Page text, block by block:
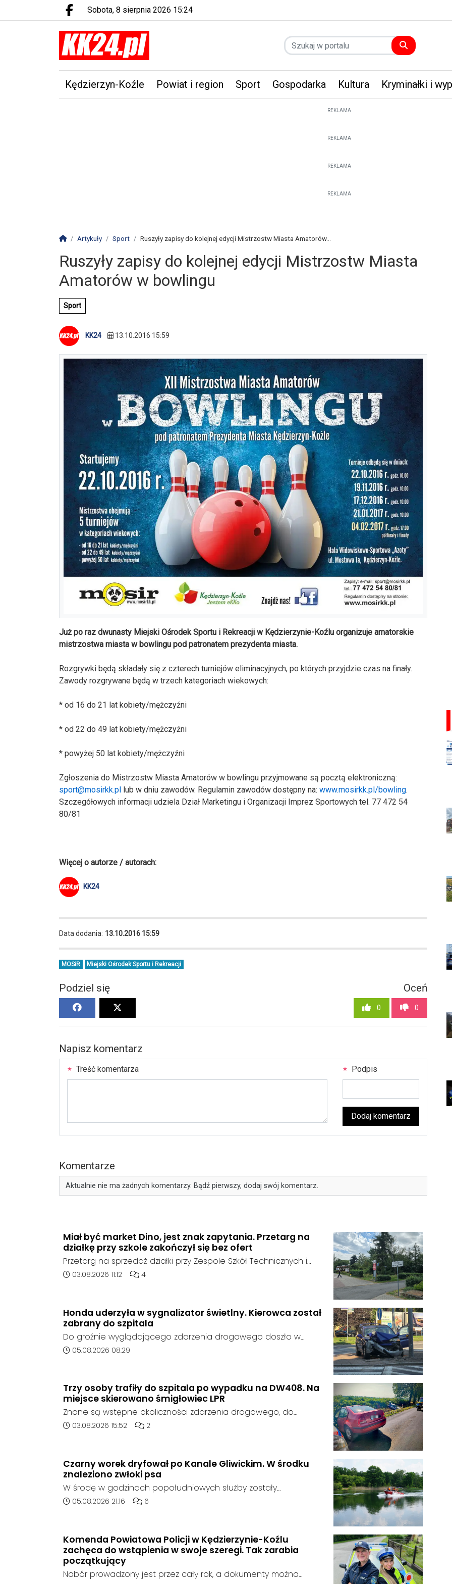
Facebook.com
sobota, 8 sierpnia 2026 15:24
Kędzierzyn-Koźle Powiat i region Sport Gospodarka Kultura Kryminałki i
REKLAMA
REKLAMA
REKLAMA
REKLAMA
Strona główna
Artykuły Sport Ruszyły zapisy do kolejnej edycji Mistrzostw Miasta Amatorów...
Ruszyły zapisy do kolejnej edycji Mistrzostw Miasta
Amatorów w bowlingu
Sport
KK24 13.10.2016 15:59
Już po raz dwunasty Miejski Ośrodek Sportu i Rekreacji w Kędzierzynie-Koźlu organizuje amatorskie
mistrzostwa miasta w bowlingu pod patronatem prezydenta miasta.
Rozgrywki będą składały się z czterech turniejów eliminacyjnych, po których przyjdzie czas na finały.
Zawody rozgrywane będą w trzech kategoriach wiekowych:
* od 16 do 21 lat kobiety/mężczyźni
* od 22 do 49 lat kobiety/mężczyźni
* powyżej 50 lat kobiety/mężczyźni
Zgłoszenia do Mistrzostw Miasta Amatorów w bowlingu przyjmowane są pocztą elektroniczną:
sport@mosirkk.pl lub w dniu zawodów. Regulamin zawodów dostępny na: www.mosirkk.pl/bowling.
Szczegółowych informacji udziela Dział Marketingu i Organizacji Imprez Sportowych tel. 77 472 54
80/81
Więcej o autorze / autorach:
KK24
Data dodania: 13.10.2016 15:59
MOSiR Miejski Ośrodek Sportu i Rekreacji
Podziel się Oceń
0 0
Napisz komentarz
Treść komentarza Podpis
Dodaj komentarz
Komentarze
Aktualnie nie ma żadnych komentarzy. Bądź pierwszy, dodaj swój komentarz.
Miał być market Dino, jest znak zapytania. Przetarg na
działkę przy szkole zakończył się bez ofert
Przetarg na sprzedaż działki przy Zespole Szkół Technicznych i
Ogólnokształcących w Kędzierzynie-Koźlu zakończył się bez
oferent.
Data dodania artykułu:
03.08.2026 11:12 Liczba komentarzy artykułu:
4
Honda uderzyła w sygnalizator świetlny. Kierowca został
zabrany do szpitala
Do groźnie wyglądającego zdarzenia drogowego doszło w
środę rano w Koźlu. Około godziny 6:30 kierujący samochodem
Data dodania artykułu:
05.08.2026 08:29
Trzy osoby trafiły do szpitala po wypadku na DW408. Na
miejsce skierowano śmigłowiec LPR
Znane są wstępne okoliczności zdarzenia drogowego, do
którego doszło około godziny 14:30 na drodze wojewódzkiej nr
Data dodania artykułu:
03.08.2026 15:52 Liczba komentarzy artykułu:
2
Czarny worek dryfował po Kanale Gliwickim. W środku
znaleziono zwłoki psa
W środę w godzinach popołudniowych służby zostały
zadysponowane nad Kanał Gliwicki po zgłoszeniu od
wzbudziła jej niepokój.
Data dodania artykułu:
05.08.2026 21:16 Liczba komentarzy artykułu:
6
Komenda Powiatowa Policji w Kędzierzynie-Koźlu
zachęca do wstąpienia w swoje szeregi. Tak zarabia
początkujący
Nabór prowadzony jest przez cały rok, a dokumenty można